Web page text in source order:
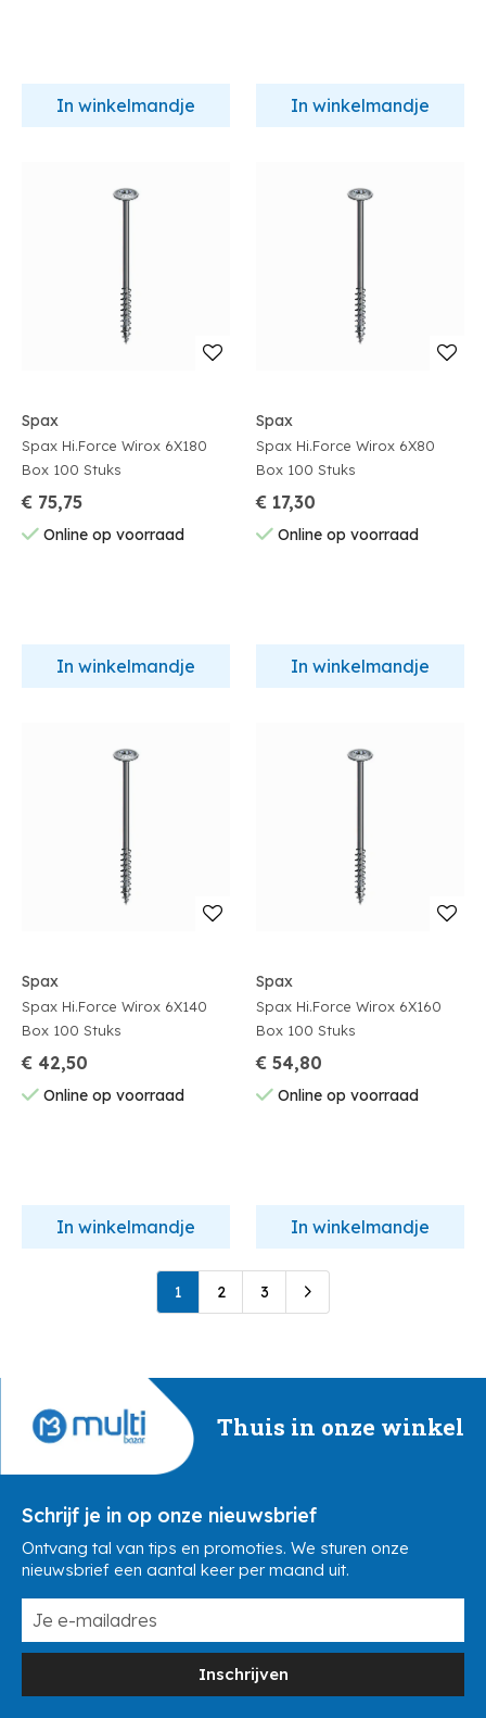
In winkelmandje In winkelmandje
Spax
Spax Hi.Force Wirox 6X180
Box 100 Stuks
€ 75,75
Online op voorraad
In winkelmandje
Spax
Spax Hi.Force Wirox 6X80
Box 100 Stuks
€ 17,30
Online op voorraad
In winkelmandje
Spax
Spax Hi.Force Wirox 6X140
Box 100 Stuks
€ 42,50
Online op voorraad
In winkelmandje
Spax
Spax Hi.Force Wirox 6X160
Box 100 Stuks
€ 54,80
Online op voorraad
In winkelmandje
1 2 3
Thuis in onze winkel
Schrijf je in op onze nieuwsbrief
Ontvang tal van tips en promoties. We sturen onze
nieuwsbrief een aantal keer per maand uit.
Inschrijven